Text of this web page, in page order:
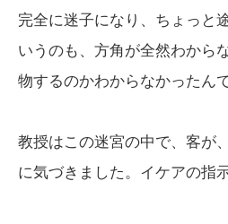
完全に迷子になり、ちょっと
いうのも、方角が全然わから
物するのかわからなかったんで
教授はこの迷宮の中で、客が
に気づきました。イケアの指